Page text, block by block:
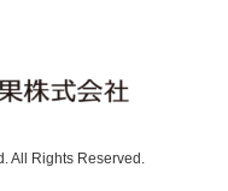
All Rights Reserved.